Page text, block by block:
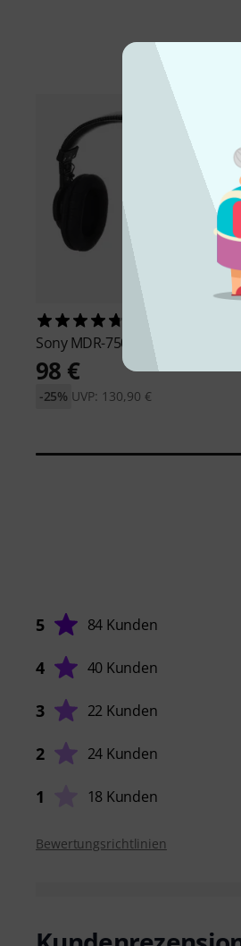
SonyMDR-7506
98 €
UVP: 130,90 €
-25%
5 84 Kunden
4 40 Kunden
3 22 Kunden
2 24 Kunden
1 18 Kunden
Bewertungsrichtlinien